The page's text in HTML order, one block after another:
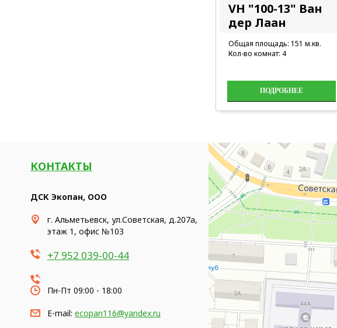
VH "100-13" Ван
дер Лаан
Общая площадь: 151 м.кв.
Кол-во комнат: 4
ПОДРОБНЕЕ
КОНТАКТЫ
ДСК Экопан, ООО
г. Альметьевск, ул.Советская, д.207а,
этаж 1, офис №103
+7 952 039-00-44
Пн-Пт 09:00 - 18:00
E-mail: ecopan116@yandex.ru